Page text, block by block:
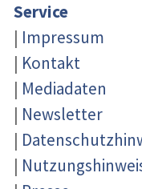
Service
| Impressum
| Kontakt
| Mediadaten
| Newsletter
|
|